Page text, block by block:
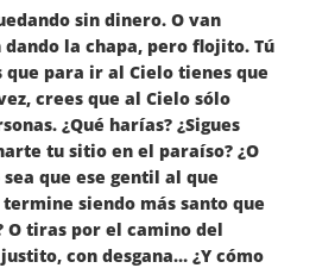
sin dinero. O van
dando la chapa, pero flojito. Tú
para ir al Cielo tienes que
crees que al Cielo sólo
¿Qué harías? ¿Sigues
tu sitio en el paraíso? ¿O
que ese gentil al que
siendo más santo que
O tiras por el camino del
con desgana… ¿Y cómo